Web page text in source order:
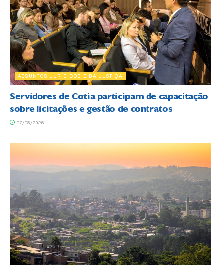
ASSUNTOS JURÍDICOS E DA JUSTIÇA
Servidores de Cotia participam de capacitação
sobre licitações e gestão de contratos
07/08/2026